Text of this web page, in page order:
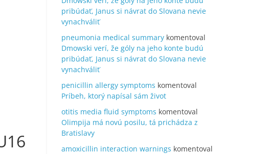
pribúdať, Janus si návrat do Slovana nevie
vynachváliť
pneumonia medical summary komentoval
Dmowski verí, že góly na jeho konte budú
pribúdať, Janus si návrat do Slovana nevie
vynachváliť
penicillin allergy symptoms komentoval
Príbeh, ktorý napísal sám život
otitis media fluid symptoms komentoval
Olimpija má novú posilu, tá prichádza z
Bratislavy
amoxicillin interaction warnings komentoval